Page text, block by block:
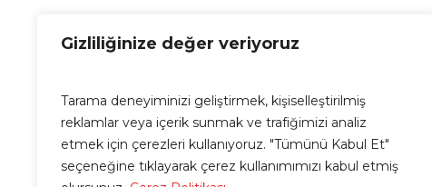
Gizliliğinize değer veriyoruz
Tarama deneyiminizi geliştirmek, kişiselleştirilmiş
reklamlar veya içerik sunmak ve trafiğimizi analiz
etmek için çerezleri kullanıyoruz. "Tümünü Kabul Et"
seçeneğine tıklayarak çerez kullanımımızı kabul etmiş